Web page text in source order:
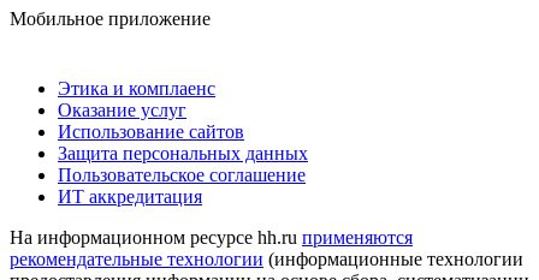
Мобильное приложение
Этика и комплаенс
Оказание услуг
Использование сайтов
Защита персональных данных
Пользовательское соглашение
ИТ аккредитация
На информационном ресурсе hh.ru применяются
рекомендательные технологии (информационные технологии